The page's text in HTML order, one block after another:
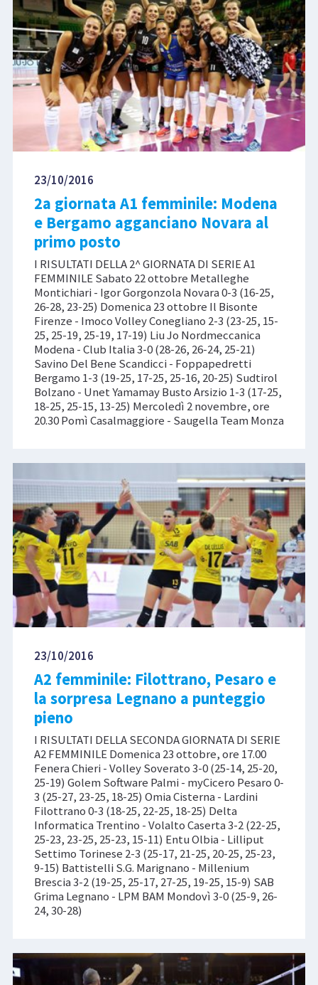
23/10/2016
2a giornata A1 femminile: Modena
e Bergamo agganciano Novara al
primo posto
I RISULTATI DELLA 2^ GIORNATA DI SERIE A1
FEMMINILE Sabato 22 ottobre Metalleghe
Montichiari - Igor Gorgonzola Novara 0-3 (16-25,
26-28, 23-25) Domenica 23 ottobre Il Bisonte
Firenze - Imoco Volley Conegliano 2-3 (23-25, 15-
25, 25-19, 25-19, 17-19) Liu Jo Nordmeccanica
Modena - Club Italia 3-0 (28-26, 26-24, 25-21)
Savino Del Bene Scandicci - Foppapedretti
Bergamo 1-3 (19-25, 17-25, 25-16, 20-25) Sudtirol
Bolzano - Unet Yamamay Busto Arsizio 1-3 (17-25,
18-25, 25-15, 13-25) Mercoledì 2 novembre, ore
20.30 Pomì Casalmaggiore - Saugella Team Monza
23/10/2016
A2 femminile: Filottrano, Pesaro e
la sorpresa Legnano a punteggio
pieno
I RISULTATI DELLA SECONDA GIORNATA DI SERIE
A2 FEMMINILE Domenica 23 ottobre, ore 17.00
Fenera Chieri - Volley Soverato 3-0 (25-14, 25-20,
25-19) Golem Software Palmi - myCicero Pesaro 0-
3 (25-27, 23-25, 18-25) Omia Cisterna - Lardini
Filottrano 0-3 (18-25, 22-25, 18-25) Delta
Informatica Trentino - Volalto Caserta 3-2 (22-25,
25-23, 23-25, 25-23, 15-11) Entu Olbia - Lilliput
Settimo Torinese 2-3 (25-17, 21-25, 20-25, 25-23,
9-15) Battistelli S.G. Marignano - Millenium
Brescia 3-2 (19-25, 25-17, 27-25, 19-25, 15-9) SAB
Grima Legnano - LPM BAM Mondovì 3-0 (25-9, 26-
24, 30-28)